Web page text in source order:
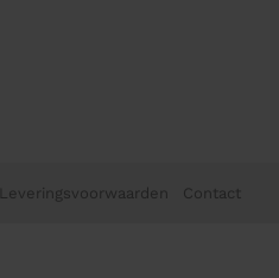
Leveringsvoorwaarden Contact